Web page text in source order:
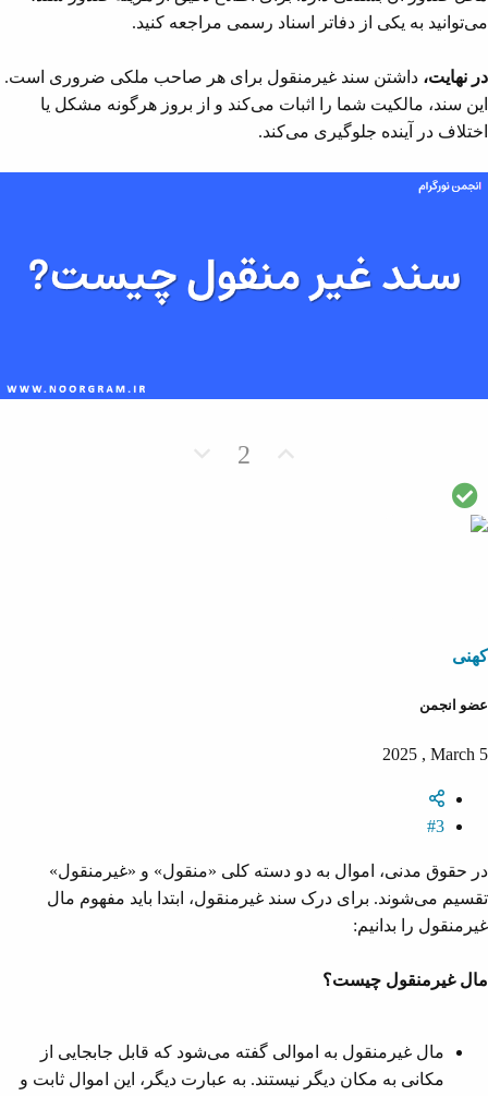
می‌توانید به یکی از دفاتر اسناد رسمی مراجعه کنید.
در نهایت، داشتن سند غیرمنقول برای هر صاحب ملکی ضروری است.
این سند، مالکیت شما را اثبات می‌کند و از بروز هرگونه مشکل یا
اختلاف در آینده جلوگیری می‌کند.
2
پ
ا
س
کهنی
عضو انجمن
2025 , March 5
#3
در حقوق مدنی، اموال به دو دسته کلی «منقول» و «غیرمنقول»
تقسیم می‌شوند. برای درک سند غیرمنقول، ابتدا باید مفهوم مال
غیرمنقول را بدانیم:
مال غیرمنقول چیست؟
مال غیرمنقول به اموالی گفته می‌شود که قابل جابجایی از
مکانی به مکان دیگر نیستند. به عبارت دیگر، این اموال ثابت و